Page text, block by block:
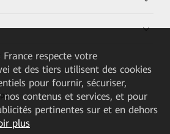
France respecte votre
et des tiers utilisent des cookies
pour fournir, sécuriser,
contenus et services, et pour
pertinentes sur et en dehors
plus